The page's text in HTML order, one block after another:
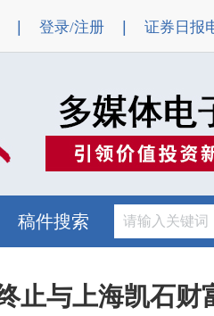
登录/注册 证券日报
稿件搜索
止与上海凯石财